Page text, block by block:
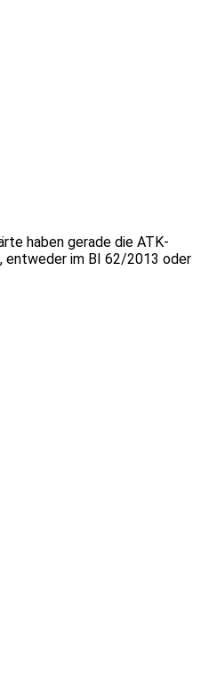
haben gerade die ATK-
entweder im BI 62/2013 oder